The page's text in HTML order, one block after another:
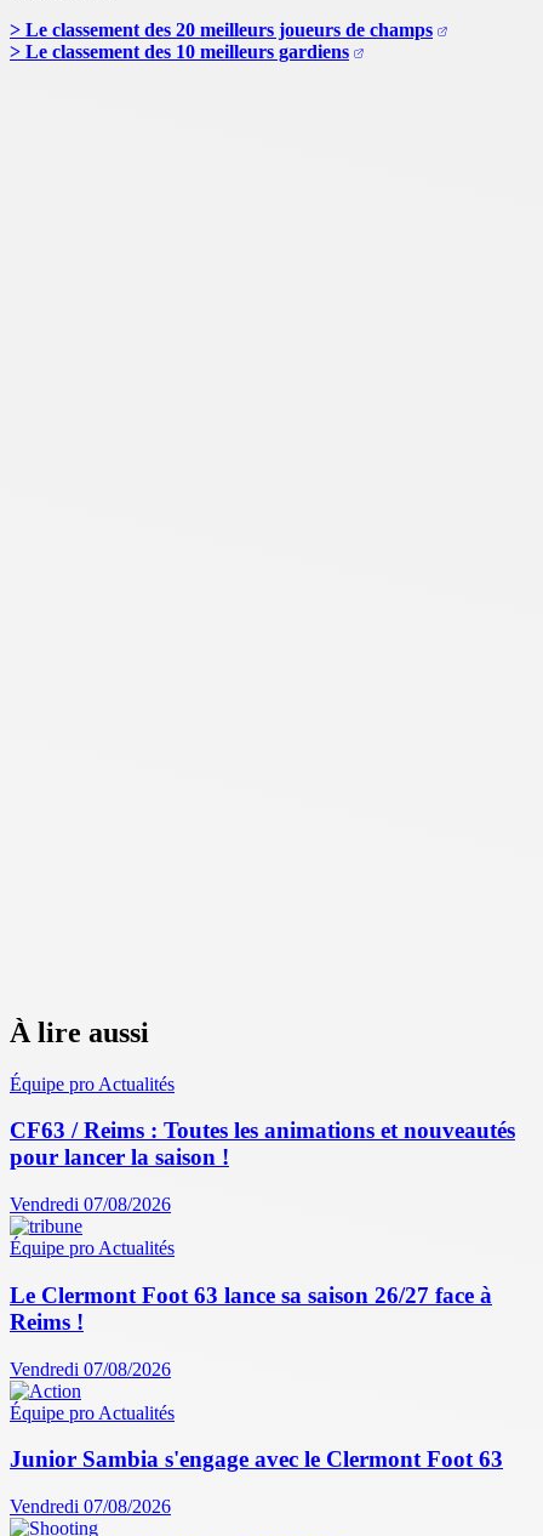
> Le classement des 20 meilleurs joueurs de champs
> Le classement des 10 meilleurs gardiens
À lire aussi
Équipe pro Actualités
CF63 / Reims : Toutes les animations et nouveautés
pour lancer la saison !
Vendredi 07/08/2026
Équipe pro Actualités
Le Clermont Foot 63 lance sa saison 26/27 face à
Reims !
Vendredi 07/08/2026
Équipe pro Actualités
Junior Sambia s'engage avec le Clermont Foot 63
Vendredi 07/08/2026